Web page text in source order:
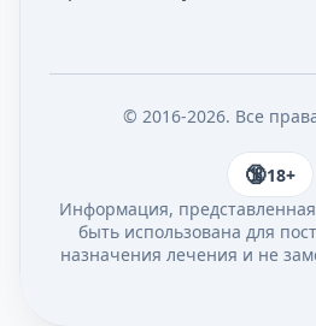
© 2016-2026. Все
18+
Информация,
быть использована для
назначения лечения и не